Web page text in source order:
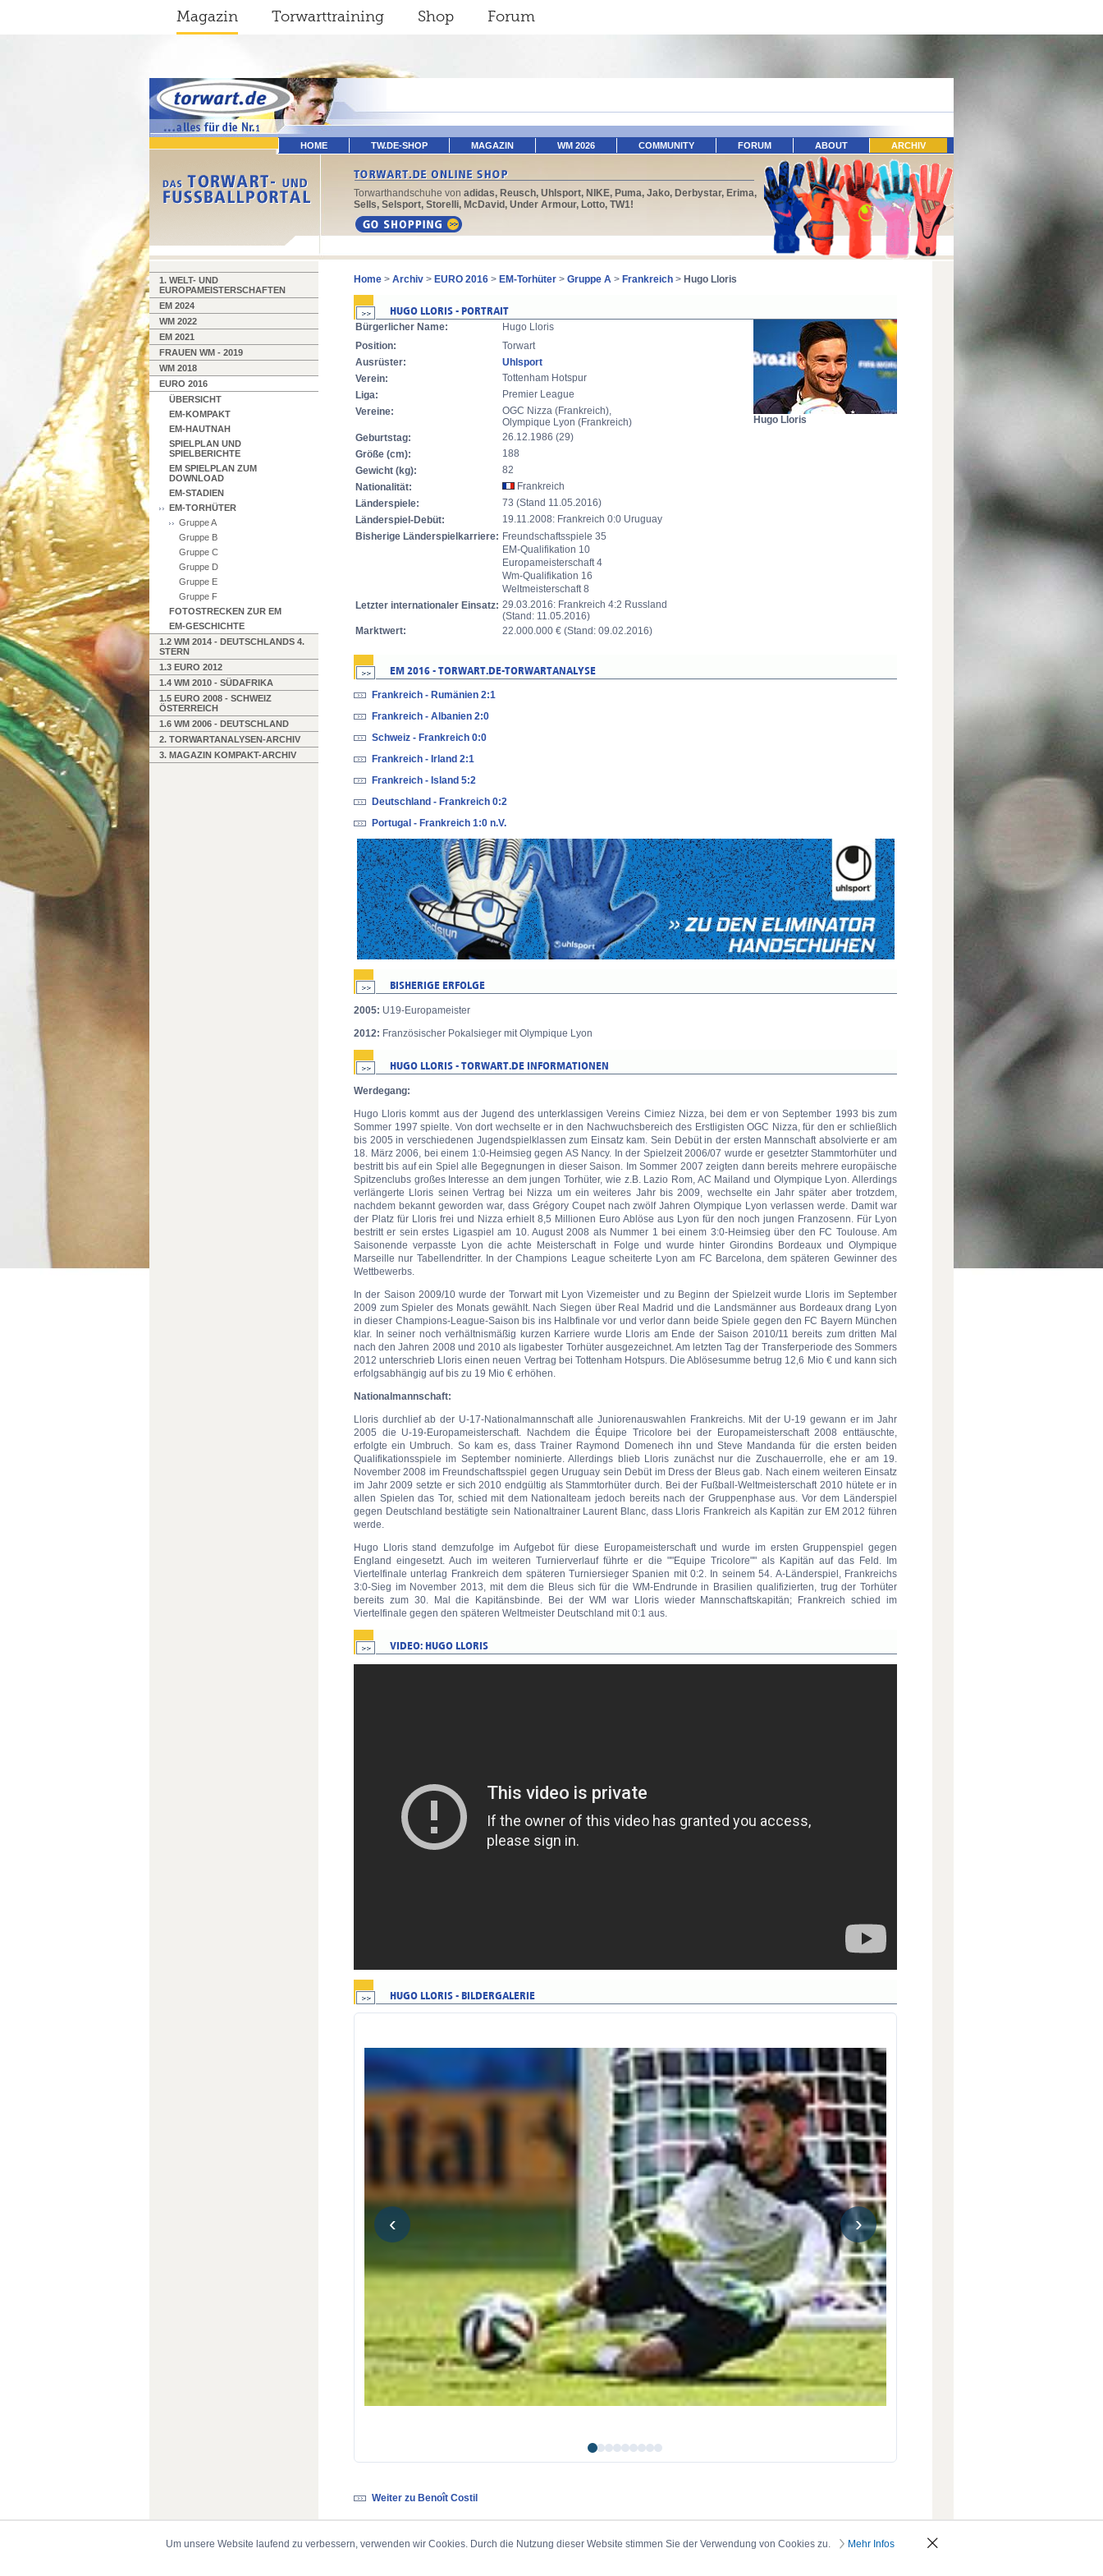
Magazin Torwarttraining Shop Forum
HOME TW.DE-SHOP MAGAZIN WM 2026 COMMUNITY FORUM ABOUT ARCHIV
Torwarthandschuhe von adidas, Reusch, Uhlsport, NIKE, Puma, Jako, Derbystar, Erima,
Sells, Selsport, Storelli, McDavid, Under Armour, Lotto, TW1!
1. WELT- UND
EUROPAMEISTERSCHAFTEN
EM 2024
WM 2022
EM 2021
FRAUEN WM - 2019
WM 2018
EURO 2016
ÜBERSICHT
EM-KOMPAKT
EM-HAUTNAH
SPIELPLAN UND
SPIELBERICHTE
EM SPIELPLAN ZUM
DOWNLOAD
EM-STADIEN
EM-TORHÜTER
Gruppe A
Gruppe B
Gruppe C
Gruppe D
Gruppe E
Gruppe F
FOTOSTRECKEN ZUR EM
EM-GESCHICHTE
1.2 WM 2014 - DEUTSCHLANDS 4.
STERN
1.3 EURO 2012
1.4 WM 2010 - SÜDAFRIKA
1.5 EURO 2008 - SCHWEIZ
ÖSTERREICH
1.6 WM 2006 - DEUTSCHLAND
2. TORWARTANALYSEN-ARCHIV
3. MAGAZIN KOMPAKT-ARCHIV
Home > Archiv > EURO 2016 > EM-Torhüter > Gruppe A > Frankreich > Hugo Lloris
Hugo Lloris
Bürgerlicher Name:
Hugo Lloris
Position:
Torwart
Ausrüster:
Uhlsport
Verein:
Tottenham Hotspur
Liga:
Premier League
Vereine:
OGC Nizza (Frankreich),
Olympique Lyon (Frankreich)
Geburtstag:
26.12.1986 (29)
Größe (cm):
188
Gewicht (kg):
82
Nationalität:
Frankreich
Länderspiele:
73 (Stand 11.05.2016)
Länderspiel-Debüt:
19.11.2008: Frankreich 0:0 Uruguay
Bisherige Länderspielkarriere: Freundschaftsspiele 35
EM-Qualifikation 10
Europameisterschaft 4
Wm-Qualifikation 16
Weltmeisterschaft 8
Letzter internationaler Einsatz: 29.03.2016: Frankreich 4:2 Russland
(Stand: 11.05.2016)
Marktwert:
22.000.000 € (Stand: 09.02.2016)
Frankreich - Rumänien 2:1
Frankreich - Albanien 2:0
Schweiz - Frankreich 0:0
Frankreich - Irland 2:1
Frankreich - Island 5:2
Deutschland - Frankreich 0:2
Portugal - Frankreich 1:0 n.V.
2005: U19-Europameister
2012: Französischer Pokalsieger mit Olympique Lyon
Werdegang:
Hugo Lloris kommt aus der Jugend des unterklassigen Vereins Cimiez Nizza, bei dem er von September 1993 bis zum
Sommer 1997 spielte. Von dort wechselte er in den Nachwuchsbereich des Erstligisten OGC Nizza, für den er schließlich
bis 2005 in verschiedenen Jugendspielklassen zum Einsatz kam. Sein Debüt in der ersten Mannschaft absolvierte er am
18. März 2006, bei einem 1:0-Heimsieg gegen AS Nancy. In der Spielzeit 2006/07 wurde er gesetzter Stammtorhüter und
bestritt bis auf ein Spiel alle Begegnungen in dieser Saison. Im Sommer 2007 zeigten dann bereits mehrere europäische
Spitzenclubs großes Interesse an dem jungen Torhüter, wie z.B. Lazio Rom, AC Mailand und Olympique Lyon. Allerdings
verlängerte Lloris seinen Vertrag bei Nizza um ein weiteres Jahr bis 2009, wechselte ein Jahr später aber trotzdem,
nachdem bekannt geworden war, dass Grégory Coupet nach zwölf Jahren Olympique Lyon verlassen werde. Damit war
der Platz für Lloris frei und Nizza erhielt 8,5 Millionen Euro Ablöse aus Lyon für den noch jungen Franzosenn. Für Lyon
bestritt er sein erstes Ligaspiel am 10. August 2008 als Nummer 1 bei einem 3:0-Heimsieg über den FC Toulouse. Am
Saisonende verpasste Lyon die achte Meisterschaft in Folge und wurde hinter Girondins Bordeaux und Olympique
Marseille nur Tabellendritter. In der Champions League scheiterte Lyon am FC Barcelona, dem späteren Gewinner des
Wettbewerbs.
In der Saison 2009/10 wurde der Torwart mit Lyon Vizemeister und zu Beginn der Spielzeit wurde Lloris im September
2009 zum Spieler des Monats gewählt. Nach Siegen über Real Madrid und die Landsmänner aus Bordeaux drang Lyon
in dieser Champions-League-Saison bis ins Halbfinale vor und verlor dann beide Spiele gegen den FC Bayern München
klar. In seiner noch verhältnismäßig kurzen Karriere wurde Lloris am Ende der Saison 2010/11 bereits zum dritten Mal
nach den Jahren 2008 und 2010 als ligabester Torhüter ausgezeichnet. Am letzten Tag der Transferperiode des Sommers
2012 unterschrieb Lloris einen neuen Vertrag bei Tottenham Hotspurs. Die Ablösesumme betrug 12,6 Mio € und kann sich
erfolgsabhängig auf bis zu 19 Mio € erhöhen.
Nationalmannschaft:
Lloris durchlief ab der U-17-Nationalmannschaft alle Juniorenauswahlen Frankreichs. Mit der U-19 gewann er im Jahr
2005 die U-19-Europameisterschaft. Nachdem die Équipe Tricolore bei der Europameisterschaft 2008 enttäuschte,
erfolgte ein Umbruch. So kam es, dass Trainer Raymond Domenech ihn und Steve Mandanda für die ersten beiden
Qualifikationsspiele im September nominierte. Allerdings blieb Lloris zunächst nur die Zuschauerrolle, ehe er am 19.
November 2008 im Freundschaftsspiel gegen Uruguay sein Debüt im Dress der Bleus gab. Nach einem weiteren Einsatz
im Jahr 2009 setzte er sich 2010 endgültig als Stammtorhüter durch. Bei der Fußball-Weltmeisterschaft 2010 hütete er in
allen Spielen das Tor, schied mit dem Nationalteam jedoch bereits nach der Gruppenphase aus. Vor dem Länderspiel
gegen Deutschland bestätigte sein Nationaltrainer Laurent Blanc, dass Lloris Frankreich als Kapitän zur EM 2012 führen
werde.
Hugo Lloris stand demzufolge im Aufgebot für diese Europameisterschaft und wurde im ersten Gruppenspiel gegen
England eingesetzt. Auch im weiteren Turnierverlauf führte er die ""Equipe Tricolore"" als Kapitän auf das Feld. Im
Viertelfinale unterlag Frankreich dem späteren Turniersieger Spanien mit 0:2. In seinem 54. A-Länderspiel, Frankreichs
3:0-Sieg im November 2013, mit dem die Bleus sich für die WM-Endrunde in Brasilien qualifizierten, trug der Torhüter
bereits zum 30. Mal die Kapitänsbinde. Bei der WM war Lloris wieder Mannschaftskapitän; Frankreich schied im
Viertelfinale gegen den späteren Weltmeister Deutschland mit 0:1 aus.
‹ ›
Weiter zu Benoît Costil
Um unsere Website laufend zu verbessern, verwenden wir Cookies. Durch die Nutzung dieser Website stimmen Sie der Verwendung von Cookies zu. Mehr Infos